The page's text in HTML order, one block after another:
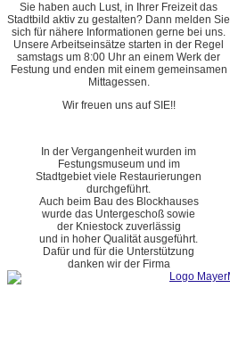
Sie haben auch Lust, in Ihrer Freizeit das
Stadtbild aktiv zu gestalten? Dann melden Sie
sich für nähere Informationen gerne bei uns.
Unsere Arbeitseinsätze starten in der Regel
samstags um 8:00 Uhr an einem Werk der
Festung und enden mit einem gemeinsamen
Mittagessen.
Wir freuen uns auf SIE!!
In der Vergangenheit wurden im
Festungsmuseum und im
Stadtgebiet viele Restaurierungen
durchgeführt.
Auch beim Bau des Blockhauses
wurde das Untergeschoß sowie
der Kniestock zuverlässig
und in hoher Qualität ausgeführt.
Dafür und für die Unterstützung
danken wir der Firma